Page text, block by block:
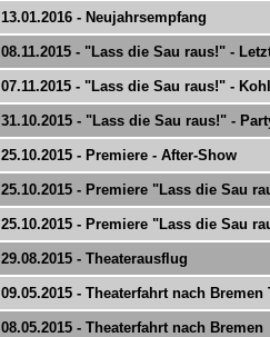
13.01.2016 - Neujahrsempfang
08.11.2015 - "Lass die Sau raus!" -
07.11.2015 - "Lass die Sau raus!" -
31.10.2015 - "Lass die Sau raus!" -
25.10.2015 - Premiere - After-Show
25.10.2015 - Premiere "Lass die Sau
25.10.2015 - Premiere "Lass die Sau
29.08.2015 - Theaterausflug
09.05.2015 - Theaterfahrt nach Bremen
08.05.2015 - Theaterfahrt nach Bremen